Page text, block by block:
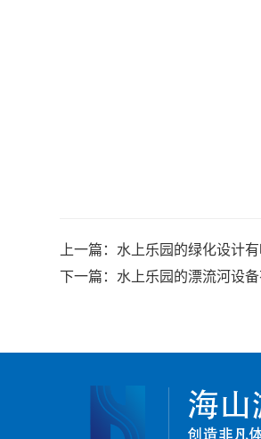
上一篇： 水上乐园的绿化设计有
下一篇： 水上乐园的漂流河设备